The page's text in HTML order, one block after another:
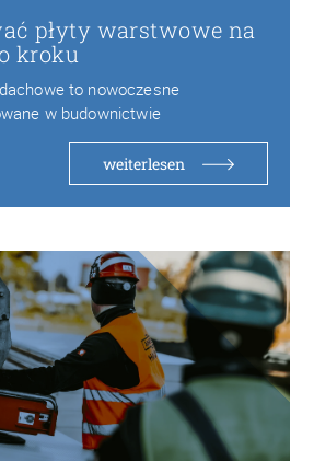
płyty warstwowe na
kroku
to nowoczesne
w budownictwie
i rolniczym. Składają
weiterlesen